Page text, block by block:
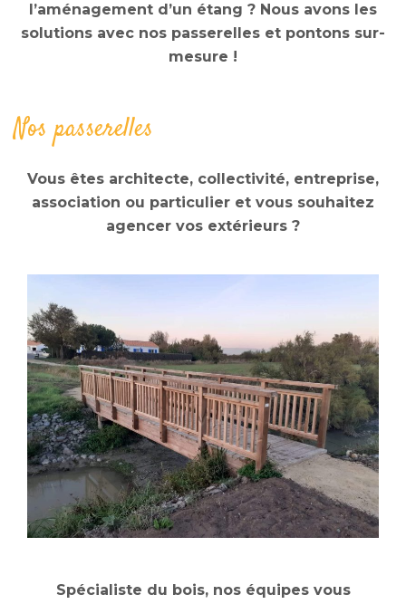
l’aménagement d’un étang ? Nous avons les
solutions avec nos passerelles et pontons sur-
mesure !
Nos passerelles
Vous êtes architecte, collectivité, entreprise,
association ou particulier et vous souhaitez
agencer vos extérieurs ?
Spécialiste du bois, nos équipes vous